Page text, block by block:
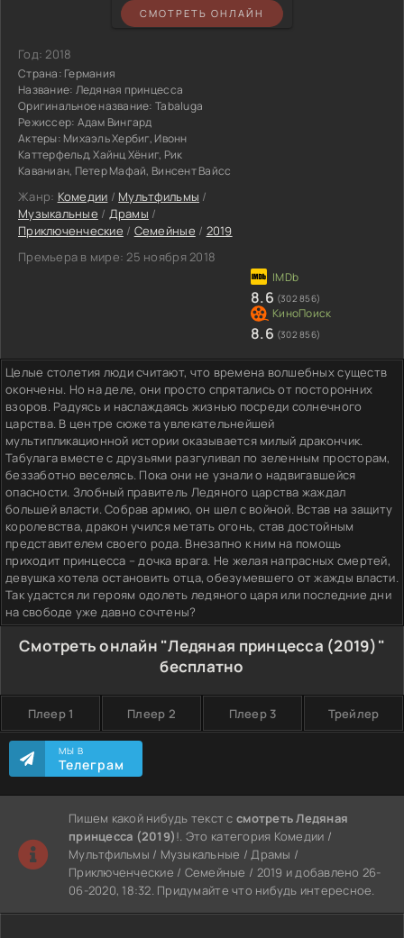
СМОТРЕТЬ ОНЛАЙН
Год:2018
Страна: Германия
Название: Ледяная принцесса
Оригинальное название: Tabaluga
Режиссер: Адам Вингард
Актеры: Михаэль Хербиг, Ивонн
Каттерфельд, Хайнц Хёниг, Рик
Каваниан, Петер Мафай, Винсент Вайсс
Жанр: Комедии / Мультфильмы /
Музыкальные / Драмы /
Приключенческие / Семейные / 2019
Премьера в мире: 25 ноября 2018
8.6 (302 856)
8.6 (302 856)
Целые столетия люди считают, что времена волшебных существ
окончены. Но на деле, они просто спрятались от посторонних
взоров. Радуясь и наслаждаясь жизнью посреди солнечного
царства. В центре сюжета увлекательнейшей
мультипликационной истории оказывается милый дракончик.
Табулага вместе с друзьями разгуливал по зеленным просторам,
беззаботно веселясь. Пока они не узнали о надвигавшейся
опасности. Злобный правитель Ледяного царства жаждал
большей власти. Собрав армию, он шел с войной. Встав на защиту
королевства, дракон учился метать огонь, став достойным
представителем своего рода. Внезапно к ним на помощь
приходит принцесса – дочка врага. Не желая напрасных смертей,
девушка хотела остановить отца, обезумевшего от жажды власти.
Так удастся ли героям одолеть ледяного царя или последние дни
на свободе уже давно сочтены?
Смотреть онлайн "Ледяная принцесса (2019)"
бесплатно
Плеер 1 Плеер 2 Плеер 3 Трейлер
МЫ В
Телеграм
Пишем какой нибудь текст ссмотреть Ледяная
принцесса (2019)!. Это категория Комедии /
Мультфильмы / Музыкальные / Драмы /
Приключенческие / Семейные / 2019 и добавлено 26-
06-2020, 18:32. Придумайте что нибудь интересное.